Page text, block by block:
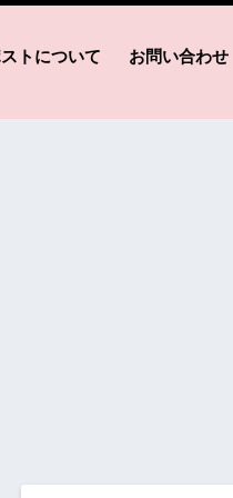
トについて お問い合わせ